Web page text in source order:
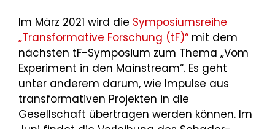
Im März 2021 wird die Symposiumsreihe
„Transformative Forschung (tF)“ mit dem
nächsten tF-Symposium zum Thema „Vom
Experiment in den Mainstream“. Es geht
unter anderem darum, wie Impulse aus
transformativen Projekten in die
Gesellschaft übertragen werden können. Im